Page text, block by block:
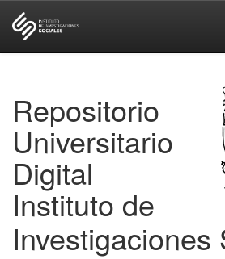
Repositorio
Universitario
Digital
Instituto de
Investigaciones